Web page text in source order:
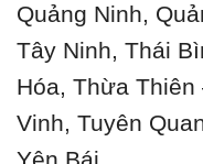
Quảng Ninh,
Tây Ninh, Thái
Hóa, Thừa Thiên
Vinh, Tuyên